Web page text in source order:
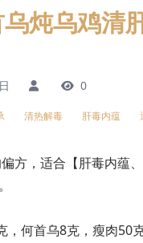
炖乌鸡清
0
清热解毒 肝毒内蕴
方，适合【肝毒内蕴
，何首乌8克，瘦肉50